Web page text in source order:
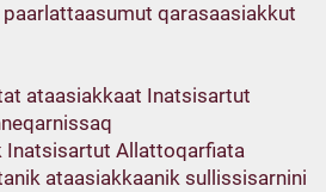
qarasaasiakkut
ataasiakkaat Inatsisartut
Inatsisartut Allattoqarfiata
ataasiakkaanik sullissisarnini